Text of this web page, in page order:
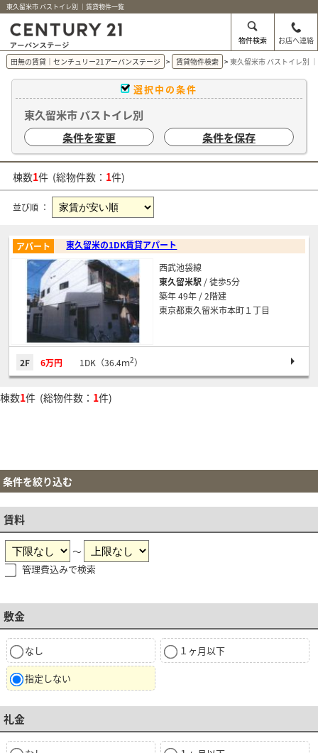
東久留米市 バストイレ別 ｜賃貸物件一覧
物件検索
お店へ連絡
田無の賃貸｜センチュリー21アーバンステージ
賃貸物件検索 東久留米市 バストイレ別
選択中の条件
東久留米市 バストイレ別
条件を変更
条件を保存
棟数1件 (総物件数： 1件)
並び順 ：
東久留米の1DK賃貸アパート
アパート
西武池袋線
東久留米駅 / 徒歩5分
築年 49年 / 2階建
東京都東久留米市本町１丁目
2F 6万円 1DK（36.4ｍ2）
棟数1件 (総物件数： 1件)
条件を絞り込む
賃料
～
管理費込みで検索
敷金
なし １ヶ月以下
指定しない
礼金